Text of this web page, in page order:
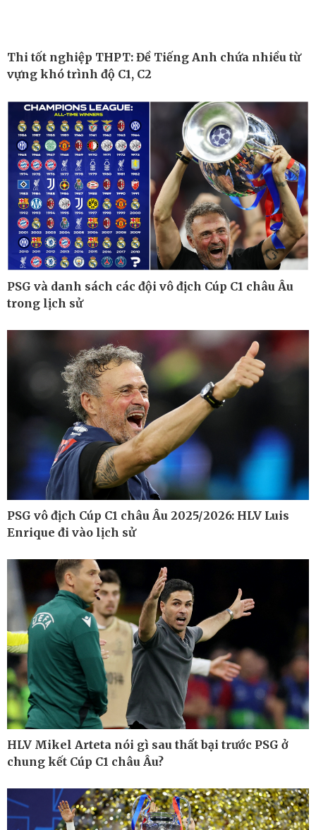
Kinh tế
Bất động sản
Khởi nghiệp
Thị trường
Giá vàng
Tiêu dùng
Tỷ giá
Chứng khoán
Giá cà phê
Vụ án
Tin nóng
Tư vấn luật
Bóng đá quốc tế
Bóng đá Việt Nam
Thế giới thể thao
Lịch thi đấu bóng đá
eSports
Hậu trường
Thi tốt nghiệp THPT: Đề Tiếng Anh chứa nhiều từ
vựng khó trình độ C1, C2
PSG và danh sách các đội vô địch Cúp C1 châu Âu
trong lịch sử
PSG vô địch Cúp C1 châu Âu 2025/2026: HLV Luis
Enrique đi vào lịch sử
HLV Mikel Arteta nói gì sau thất bại trước PSG ở
chung kết Cúp C1 châu Âu?